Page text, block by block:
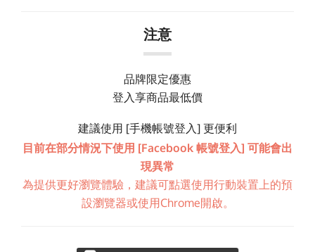
注意
品牌限定優惠
登入享商品最低價
建議使用 [手機帳號登入] 更便利
目前在部分情況下使用 [Facebook 帳號登入] 可能會出
現異常
為提供更好瀏覽體驗，建議可點選使用行動裝置上的預
設瀏覽器或使用Chrome開啟。